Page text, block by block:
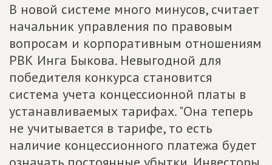
В новой системе много минусов, считает
начальник управления по правовым
вопросам и корпоративным отношениям
РВК Инга Быкова. Невыгодной для
победителя конкурса становится
система учета концессионной платы в
устанавливаемых тарифах. "Она теперь
не учитывается в тарифе, то есть
наличие концессионного платежа будет